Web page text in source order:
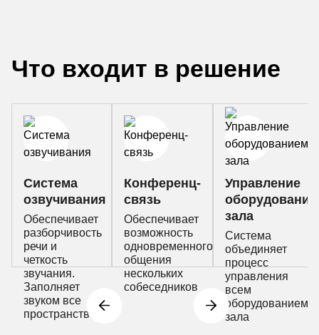
Что входит в решение
Система
озвучивания
Обеспечивает
разборчивость
речи и
четкость
звучания.
Заполняет
звуком все
пространство
Конференц-
связь
Обеспечивает
возможность
одновременного
общения
нескольких
собеседников
Управление
зала
Система
объединяет
процесс
управления
всем
оборудованием
зала